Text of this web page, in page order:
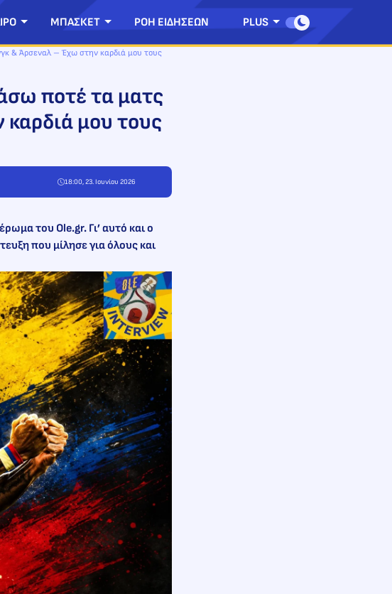
ΜΠΑΣΚΕΤ ΡΟΗ ΕΙΔΗΣΕΩΝ PLUS
& Άρσεναλ – Έχω στην καρδιά μου τους
ποτέ τα ματς
μου τους
18:00, 23. Ιουνίου 2026
του Ole.gr. Γι’ αυτό και ο
που μίλησε για όλους και